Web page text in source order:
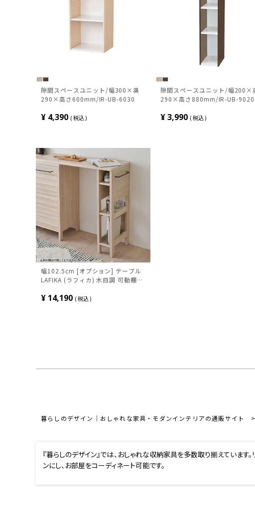
隙間スペースユニット/幅300×奥
290×高さ600mm/IR-UB-6030
¥ 4,390 税込
隙間スペースユニット/幅200×
290×高さ880mm/IR-UB-9020
¥3,990 税込
幅102.5cm [オプション] テーブル
LAFIKA (ラフィカ) 木目調 可動棚
おしゃれ 北欧風 ホワイト アイボリ
¥ 14,190 税込
暮らしのデザイン｜おしゃれな家具・モダンインテリアの通販サイト
『暮らしのデザイン』では、おしゃれな収納家具を多数取り揃えていま
ンにし、お部屋をコーディネート可能です。